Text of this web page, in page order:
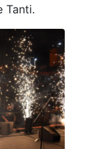
Tanti.